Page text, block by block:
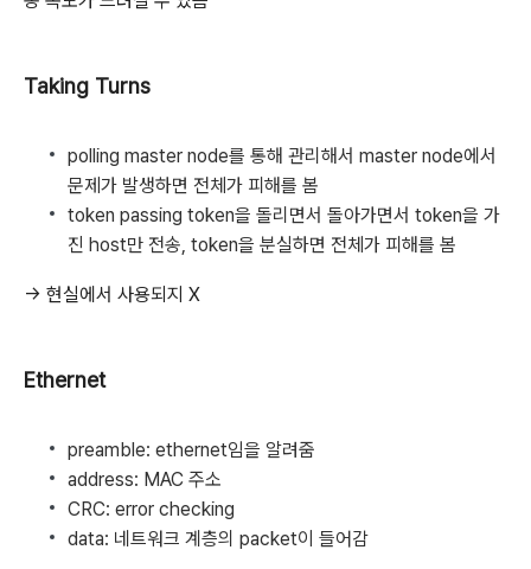
Taking Turns
polling master node를 통해 관리해서 master node에서
문제가 발생하면 전체가 피해를 봄
token passing token을 돌리면서 돌아가면서 token을 가
진 host만 전송, token을 분실하면 전체가 피해를 봄
→ 현실에서 사용되지 X
Ethernet
preamble: ethernet임을 알려줌
address: MAC 주소
CRC: error checking
data: 네트워크 계층의 packet이 들어감